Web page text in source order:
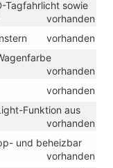
Tagfahrlicht sowie
vorhanden
vorhanden
vorhanden
vorhanden
Funktion aus
vorhanden
und beheizbar
vorhanden